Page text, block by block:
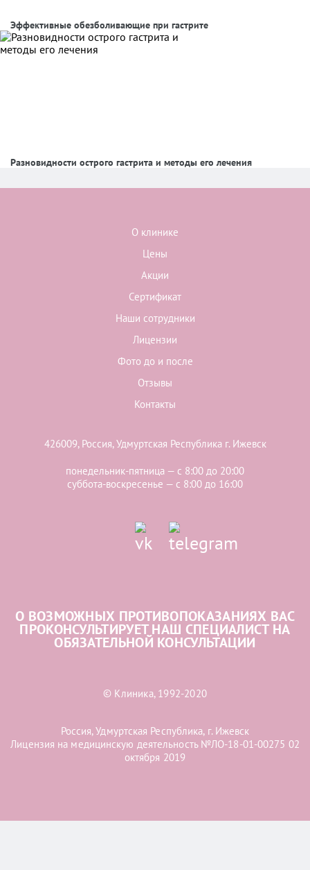
Эффективные обезболивающие при гастрите
Разновидности острого гастрита и методы его лечения
О клинике
Цены
Акции
Сертификат
Наши сотрудники
Лицензии
Фото до и после
Отзывы
Контакты
426009, Россия, Удмуртская Республика г. Ижевск
понедельник-пятница — с 8:00 до 20:00
суббота-воскресенье — с 8:00 до 16:00
О ВОЗМОЖНЫХ ПРОТИВОПОКАЗАНИЯХ ВАС
ПРОКОНСУЛЬТИРУЕТ НАШ СПЕЦИАЛИСТ НА
ОБЯЗАТЕЛЬНОЙ КОНСУЛЬТАЦИИ
© Клиника, 1992-2020
Россия, Удмуртская Республика, г. Ижевск
Лицензия на медицинскую деятельность №ЛО-18-01-00275 02
октября 2019